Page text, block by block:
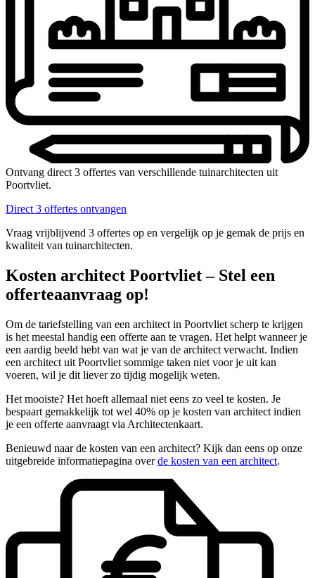
Ontvang direct 3 offertes van verschillende tuinarchitecten uit
Poortvliet.
Direct 3 offertes ontvangen
Vraag vrijblijvend 3 offertes op en vergelijk op je gemak de prijs en
kwaliteit van tuinarchitecten.
Kosten architect Poortvliet – Stel een
offerteaanvraag op!
Om de tariefstelling van een architect in Poortvliet scherp te krijgen
is het meestal handig een offerte aan te vragen. Het helpt wanneer je
een aardig beeld hebt van wat je van de architect verwacht. Indien
een architect uit Poortvliet sommige taken niet voor je uit kan
voeren, wil je dit liever zo tijdig mogelijk weten.
Het mooiste? Het hoeft allemaal niet eens zo veel te kosten. Je
bespaart gemakkelijk tot wel 40% op je kosten van architect indien
je een offerte aanvraagt via Architectenkaart.
Benieuwd naar de kosten van een architect? Kijk dan eens op onze
uitgebreide informatiepagina overde kosten van een architect.